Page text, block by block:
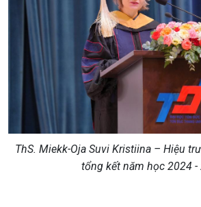
ThS. Miekk-Oja Suvi Kristiina – Hiệu
tổng kết năm học 2024 -